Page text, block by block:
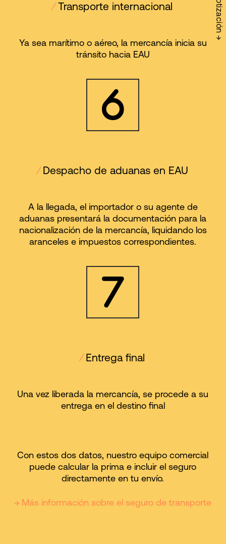
⁄Transporte internacional
Ya sea marítimo o aéreo, la mercancía inicia su
tránsito hacia EAU
⁄Despacho de aduanas en EAU
A la llegada, el importador o su agente de
aduanas presentará la documentación para la
nacionalización de la mercancía, liquidando los
aranceles e impuestos correspondientes.
⁄Entrega final
Una vez liberada la mercancía, se procede a su
entrega en el destino final
Con estos dos datos, nuestro equipo comercial
puede calcular la prima e incluir el seguro
directamente en tu envío.
→ Más información sobre el seguro de transporte